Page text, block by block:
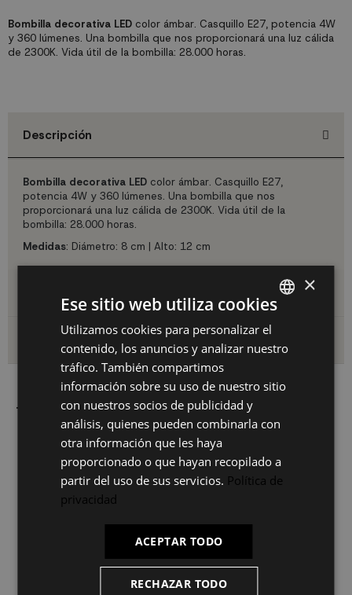
Bombilla decorativa LED color ámbar. Casquillo E27, potencia 4W
y 360 lúmenes. Una bombilla que nos proporcionará una luz cálida
de 2300K. Vida útil de la bombilla: 28.000 horas.
Descripción
Bombilla decorativa LED color ámbar. Casquillo E27,
potencia 4W y 360 lúmenes. Una bombilla que nos
proporcionará una luz cálida de 2300K. Vida útil de la
bombilla: 28.000 horas.
Medidas: Diámetro: 8 cm | Alto: 12 cm
Envío y devoluciones
También le puede interesar
SPANISH
ES
PT
×
Ese sitio web utiliza cookies
Utilizamos cookies para personalizar el
contenido, los anuncios y analizar nuestro
tráfico. También compartimos
información sobre su uso de nuestro sitio
con nuestros socios de publicidad y
análisis, quienes pueden combinarla con
otra información que les haya
proporcionado o que hayan recopilado a
partir del uso de sus servicios. Política de
privacidad
ACEPTAR TODO
RECHAZAR TODO